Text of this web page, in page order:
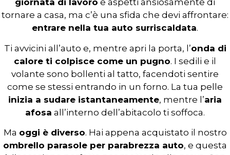
giornata di lavoro e aspetti ansiosamente di
tornare a casa, ma c’è una sfida che devi affrontare:
entrare nella tua auto surriscaldata.
Ti avvicini all’auto e, mentre apri la porta, l’onda di
calore ti colpisce come un pugno. I sedili e il
volante sono bollenti al tatto, facendoti sentire
come se stessi entrando in un forno. La tua pelle
inizia a sudare istantaneamente, mentre l’aria
afosa all’interno dell’abitacolo ti soffoca.
Ma oggi è diverso. Hai appena acquistato il nostro
ombrello parasole per parabrezza auto, e questa